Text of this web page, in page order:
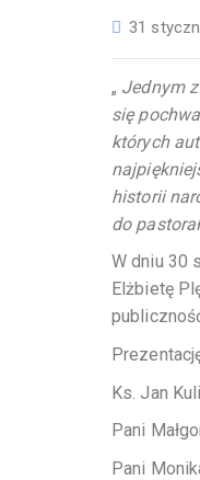
31
„ Jednym
się
których
historii
do
W dniu 30
Elżbietę
Ks. Jan
Pani
Pani